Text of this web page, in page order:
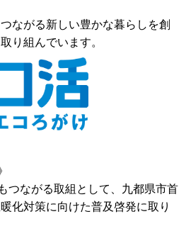
ながる新しい豊かな暮らしを創
り組んでいます。
つながる取組として、九都県市首
化対策に向けた普及啓発に取り